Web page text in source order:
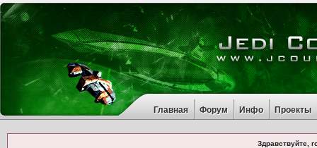
Главная Форум Инфо Проекты
Здравствуйте,